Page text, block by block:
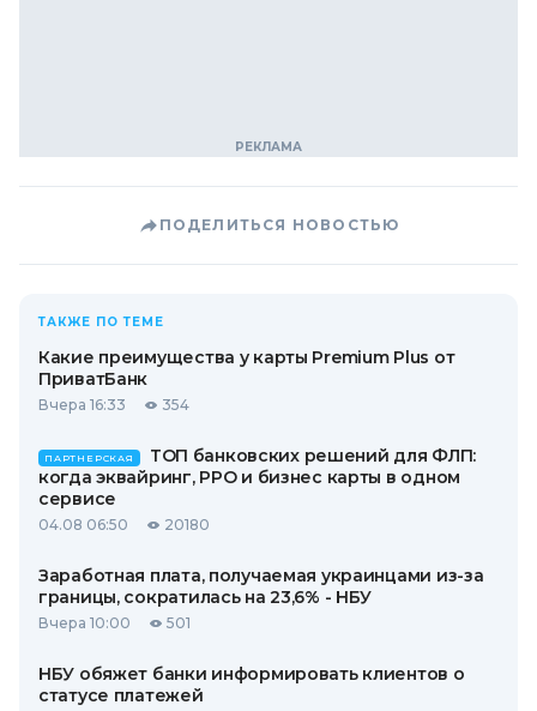
ПОДЕЛИТЬСЯ НОВОСТЬЮ
ТАКЖЕ ПО ТЕМЕ
Какие преимущества у карты Premium Plus от
ПриватБанк
Вчера 16:33 354
ПАРТНЕРСКАЯ
ТОП банковских решений для ФЛП:
когда эквайринг, РРО и бизнес карты в одном
сервисе
04.08 06:50 20180
Заработная плата, получаемая украинцами из-за
границы, сократилась на 23,6% - НБУ
Вчера 10:00 501
НБУ обяжет банки информировать клиентов о
статусе платежей